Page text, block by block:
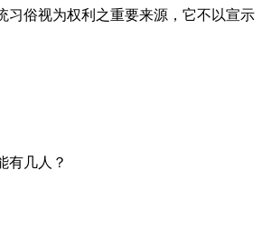
习俗视为权利之重要来源，它不以宣示
有几人？